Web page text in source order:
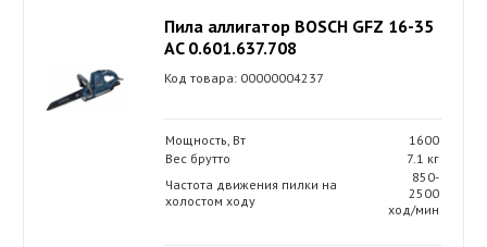
Пила аллигатор BOSCH GFZ 16-35
AC 0.601.637.708
Код товара: 00000004237
Мощность, Вт
1600
Вес брутто
7.1 кг
Частота движения пилки на
холостом ходу
850-
2500
ход/мин